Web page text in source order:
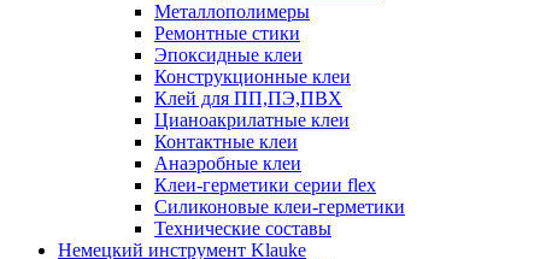
Металлополимеры
Ремонтные стики
Эпоксидные клеи
Конструкционные клеи
Клей для ПП,ПЭ,ПВХ
Цианоакрилатные клеи
Контактные клеи
Анаэробные клеи
Клеи-герметики серии flex
Силиконовые клеи-герметики
Технические составы
Немецкий инструмент Klauke